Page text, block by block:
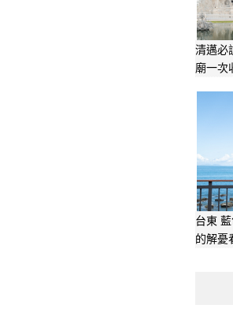
清邁必
廟一次
台東
的解憂